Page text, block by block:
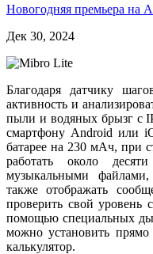
Новогодняя премьера на
Дек 30, 2024
Благодаря датчику
активность и
пыли и водяных брызг с
смартфону Android или
батарее на 230 мАч, при
работать около
музыкальными
также отображать
проверить свой уровень
помощью специальных
можно установить прямо
калькулятор.